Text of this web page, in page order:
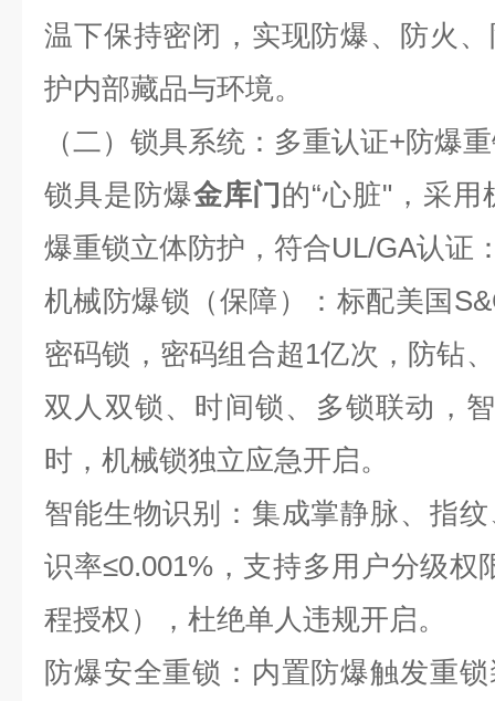
温下保持密闭，实现防爆、防火
护内部藏品与环境。
（二）锁具系统：多重认证+防爆
锁具是防爆金库门 的“心脏"，采用
爆重锁立体防护，符合UL/GA认证
机械防爆锁（保障）：标配美国
密码锁，密码组合超1亿次，防钻
双人双锁、时间锁、多锁联动，
时，机械锁独立应急开启。
智能生物识别：集成掌静脉、指
识率≤0.001% ，支持多用户分级权
程授权），杜绝单人违规开启。
防爆安全重锁：内置防爆触发重